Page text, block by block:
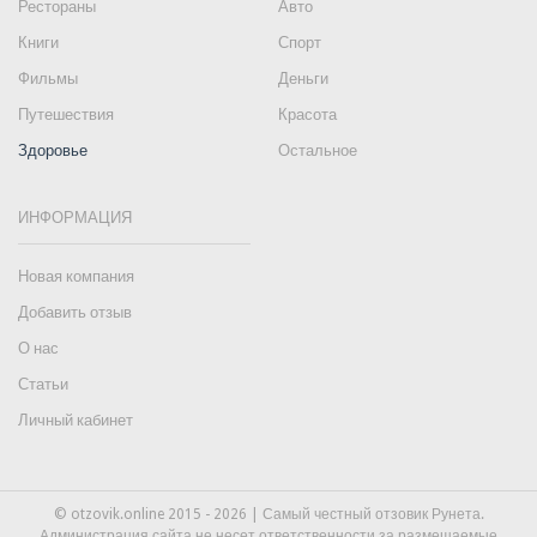
Рестораны
Авто
Книги
Спорт
Фильмы
Деньги
Путешествия
Красота
Здоровье
Остальное
ИНФОРМАЦИЯ
Новая компания
Добавить отзыв
О нас
Статьи
Личный кабинет
© otzovik.online 2015 - 2026 | Самый честный отзовик Рунета.